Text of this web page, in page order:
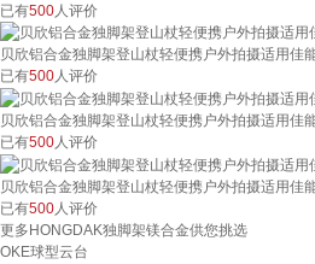
已有500 人评价
贝欣铝合金独脚架登山杖轻便携户外拍摄适用佳
已有500人评价
贝欣铝合金独脚架登山杖轻便携户外拍摄适用
已有500人评价
贝欣铝合金独脚架登山杖轻便携户外拍摄适用
已有500人评价
更多HONGDAK独脚架镁合金供您挑选
OKE球型云台